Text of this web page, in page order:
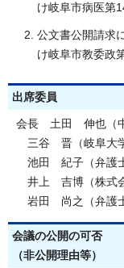
け岐阜市病医第
公文書公開請求
け岐阜市教委政
出席委員
会長 土田 伸也（
三谷 晋（岐阜大
池田 紀子（弁護士
井上 吉博（株式
岩田 尚之（弁護士
会議の公開の可否
（非公開理由等）